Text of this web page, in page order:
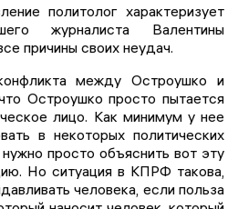
политолог характеризует
журналиста Валентины
причины своих неудач.
между Остроушко и
Остроушко просто пытается
лицо. Как минимум у нее
в некоторых политических
просто объяснить вот эту
Но ситуация в КПРФ такова,
человека, если польза